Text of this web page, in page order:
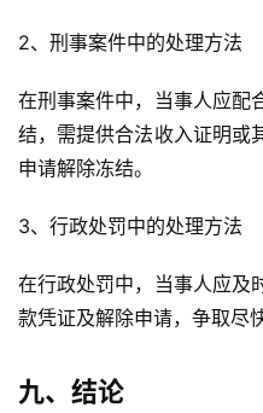
2、刑事案件中的处理方法
在刑事案件中，当事人应配
结，需提供合法收入证明或
申请解除冻结。
3、行政处罚中的处理方法
在行政处罚中，当事人应及
款凭证及解除申请，争取尽
九、结论